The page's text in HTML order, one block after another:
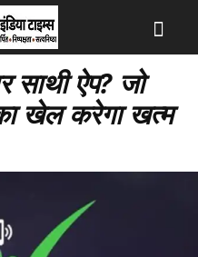
साथी ऐप? जो
खेल करेगा खत्म